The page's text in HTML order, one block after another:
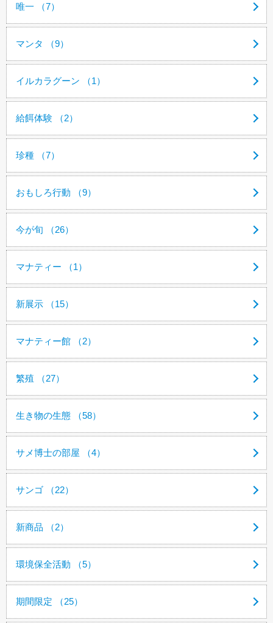
唯一 （7）
マンタ （9）
イルカラグーン （1）
給餌体験 （2）
珍種 （7）
おもしろ行動 （9）
今が旬 （26）
マナティー （1）
新展示 （15）
マナティー館 （2）
繁殖 （27）
生き物の生態 （58）
サメ博士の部屋 （4）
サンゴ （22）
新商品 （2）
環境保全活動 （5）
期間限定 （25）